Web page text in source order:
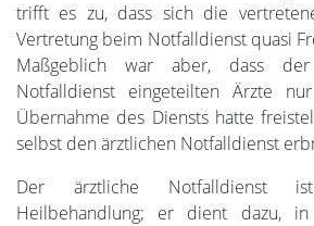
trifft es zu, dass sich die
Vertretung beim Notfalldienst quasi
Maßgeblich war aber, dass
Notfalldienst eingeteilten Ärzte
Übernahme des Diensts hatte
selbst den ärztlichen Notfalldienst
Der ärztliche Notfalldienst
Heilbehandlung; er dient dazu,